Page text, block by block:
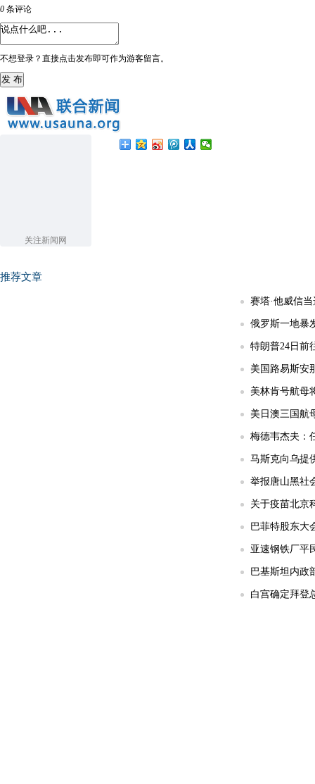
0 条评论
不想登录？直接点击发布即可作为游客留言。
发 布
关注新闻网
推荐文章
赛塔·他威信
俄罗斯一地暴
特朗普24日前
美国路易斯安
美林肯号航母
美日澳三国航
梅德韦杰夫：
马斯克向乌提
举报唐山黑社
关于疫苗北京
巴菲特股东大
亚速钢铁厂平
巴基斯坦内政
白宫确定拜登